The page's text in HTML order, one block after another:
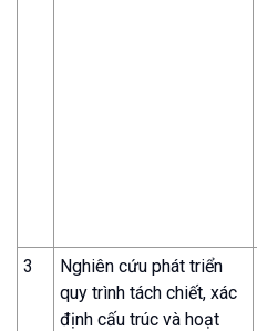
3
Nghiên cứu phát triển
quy trình tách chiết, xác
định cấu trúc và hoạt